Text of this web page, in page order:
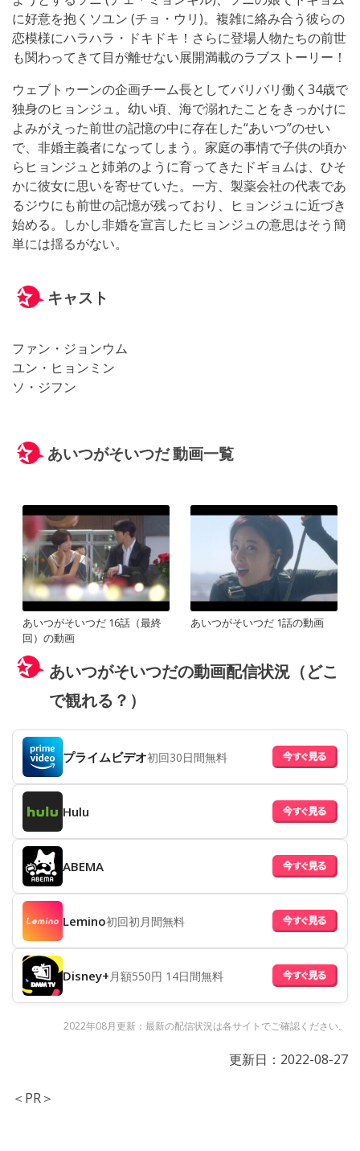
に好意を抱くソユン (チョ・ウリ)。複雑に絡み合う彼らの
恋模様にハラハラ・ドキドキ！さらに登場人物たちの前世
も関わってきて目が離せない展開満載のラブストーリー！
ウェブトゥーンの企画チーム長としてバリバリ働く34歳で
独身のヒョンジュ。幼い頃、海で溺れたことをきっかけに
よみがえった前世の記憶の中に存在した“あいつ”のせい
で、非婚主義者になってしまう。家庭の事情で子供の頃か
らヒョンジュと姉弟のように育ってきたドギョムは、ひそ
かに彼女に思いを寄せていた。一方、製薬会社の代表であ
るジウにも前世の記憶が残っており、ヒョンジュに近づき
始める。しかし非婚を宣言したヒョンジュの意思はそう簡
単には揺るがない。
キャスト
ファン・ジョンウム
ユン・ヒョンミン
ソ・ジフン
あいつがそいつだ 動画一覧
あいつがそいつだ 16話（最終
回）の動画
あいつがそいつだ 1話の動画
あいつがそいつだの動画配信状況（どこ
で観れる？）
プライムビデオ初回30日間無料
Hulu
ABEMA
Lemino初回初月間無料
Disney+ 月額550円 14日間無料
2022年08月更新：最新の配信状況は各サイトでご確認ください。
更新日： 2022-08-27
＜PR＞